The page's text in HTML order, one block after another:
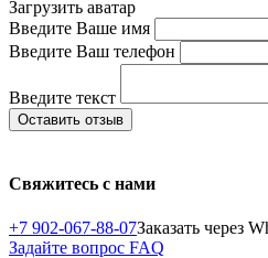
Загрузить аватар
Введите Ваше имя
Введите Ваш телефон
Введите текст
Свяжитесь с нами
+7 902-067-88-07Заказать через
Задайте вопрос FAQ